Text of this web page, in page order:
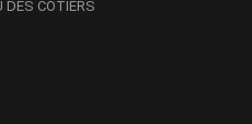
DES CÔTIERS